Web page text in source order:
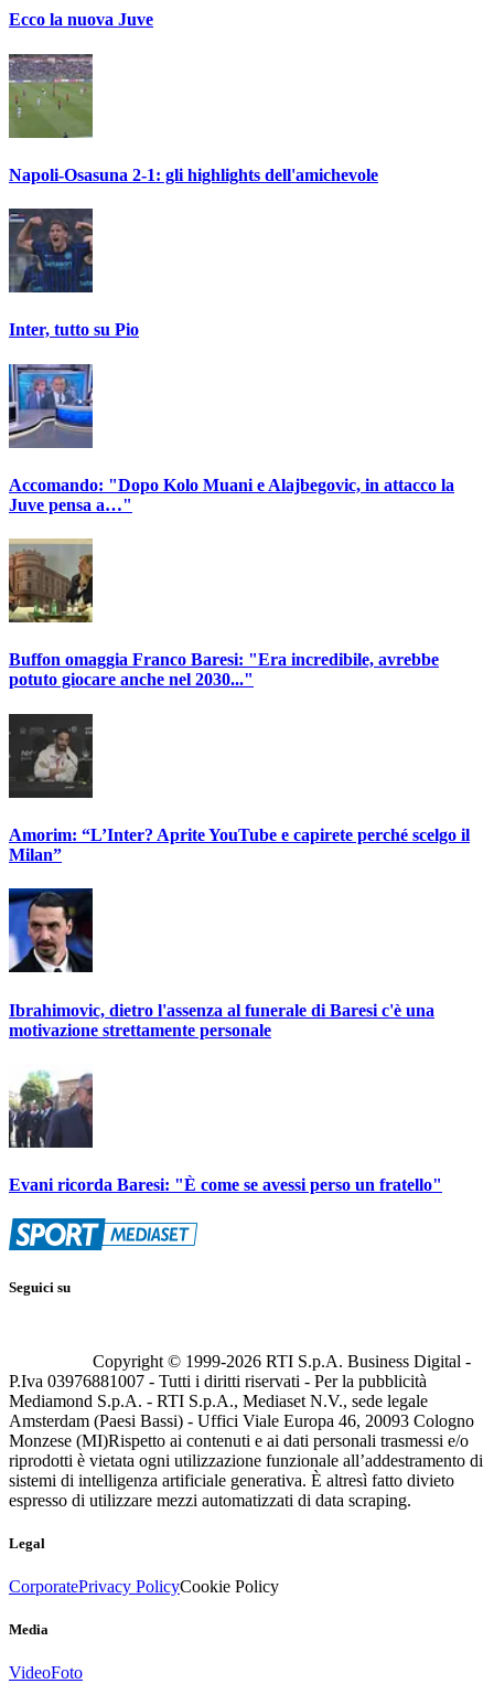
Ecco la nuova Juve
Napoli-Osasuna 2-1: gli highlights dell'amichevole
Inter, tutto su Pio
Accomando: "Dopo Kolo Muani e Alajbegovic, in attacco la
Juve pensa a…"
Buffon omaggia Franco Baresi: "Era incredibile, avrebbe
potuto giocare anche nel 2030..."
Amorim: “L’Inter? Aprite YouTube e capirete perché scelgo il
Milan”
Ibrahimovic, dietro l'assenza al funerale di Baresi c'è una
motivazione strettamente personale
Evani ricorda Baresi: "È come se avessi perso un fratello"
Seguici su
Copyright © 1999-2026 RTI S.p.A. Business Digital -
P.Iva 03976881007 - Tutti i diritti riservati - Per la pubblicità
Mediamond S.p.A. - RTI S.p.A., Mediaset N.V., sede legale
Amsterdam (Paesi Bassi) - Uffici Viale Europa 46, 20093 Cologno
Monzese (MI)Rispetto ai contenuti e ai dati personali trasmessi e/o
riprodotti è vietata ogni utilizzazione funzionale all’addestramento di
sistemi di intelligenza artificiale generativa. È altresì fatto divieto
espresso di utilizzare mezzi automatizzati di data scraping.
Legal
CorporatePrivacy PolicyCookie Policy
Media
VideoFoto